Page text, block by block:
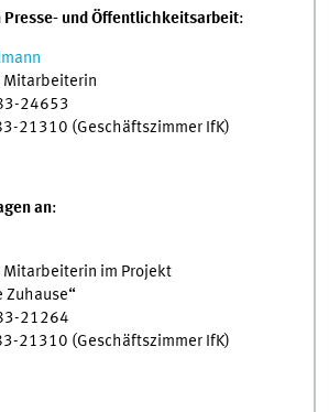
und Öffentlichkeitsarbeit:
Mitarbeiterin
24653
21310 (Geschäftszimmer IfK)
an:
im Projekt
Zuhause“
21264
21310 (Geschäftszimmer IfK)